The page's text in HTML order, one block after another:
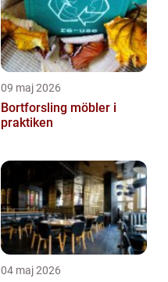
09 maj 2026
Bortforsling möbler i
praktiken
04 maj 2026